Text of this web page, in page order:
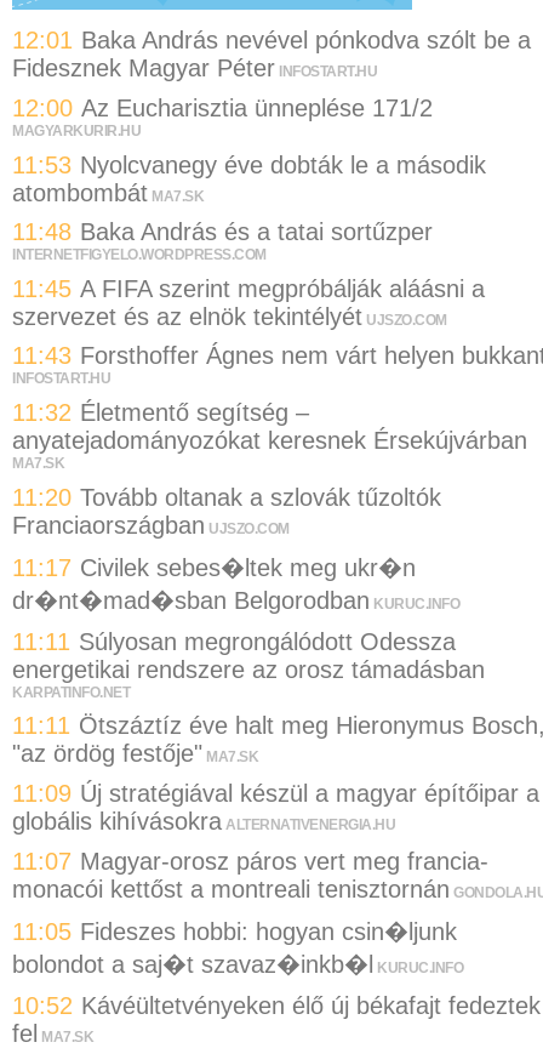
12:01 Baka András nevével pónkodva szólt be a
Fidesznek Magyar Péter INFOSTART.HU
12:00 Az Eucharisztia ünneplése 171/2
MAGYARKURIR.HU
11:53 Nyolcvanegy éve dobták le a második
atombombát MA7.SK
11:48 Baka András és a tatai sortűzper
INTERNETFIGYELO.WORDPRESS.COM
11:45 A FIFA szerint megpróbálják aláásni a
szervezet és az elnök tekintélyét UJSZO.COM
11:43 Forsthoffer Ágnes nem várt helyen
INFOSTART.HU
11:32 Életmentő segítség –
anyatejadományozókat keresnek Érsekújvárban
MA7.SK
11:20 Tovább oltanak a szlovák tűzoltók
Franciaországban UJSZO.COM
11:17 Civilek sebes�ltek meg ukr�n
dr�nt�mad�sban Belgorodban KURUC.INFO
11:11 Súlyosan megrongálódott Odessza
energetikai rendszere az orosz támadásban
KARPATINFO.NET
11:11 Ötszáztíz éve halt meg Hieronymus
"az ördög festője" MA7.SK
11:09 Új stratégiával készül a magyar építőipar a
globális kihívásokra ALTERNATIVENERGIA.HU
11:07 Magyar-orosz páros vert meg francia-
monacói kettőst a montreali tenisztornán
11:05 Fideszes hobbi: hogyan csin�ljunk
bolondot a saj�t szavaz�inkb�l
KURUC.INFO
10:52 Kávéültetvényeken élő új békafajt fedeztek
fel MA7.SK